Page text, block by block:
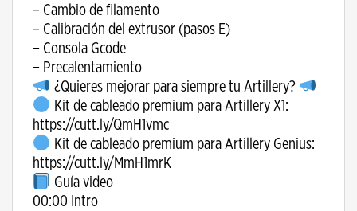
– Cambio de filamento
– Calibración del extrusor (pasos E)
– Consola Gcode
– Precalentamiento
¿Quieres mejorar para siempre tu Artillery?
Kit de cableado premium para Artillery X1:
https://cutt.ly/QmH1vmc
Kit de cableado premium para Artillery Genius:
https://cutt.ly/MmH1mrK
Guía video
00:00 Intro